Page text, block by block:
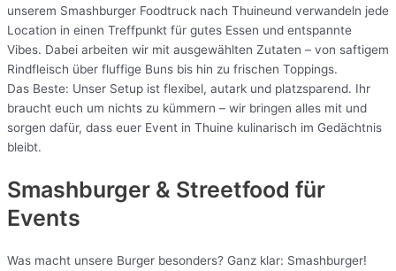
unserem Smashburger Foodtruck nach Thuineund verwandeln jede
Location in einen Treffpunkt für gutes Essen und entspannte
Vibes. Dabei arbeiten wir mit ausgewählten Zutaten – von saftigem
Rindfleisch über fluffige Buns bis hin zu frischen Toppings.
Das Beste: Unser Setup ist flexibel, autark und platzsparend. Ihr
braucht euch um nichts zu kümmern – wir bringen alles mit und
sorgen dafür, dass euer Event in Thuine kulinarisch im Gedächtnis
bleibt.
Smashburger & Streetfood für
Events
Was macht unsere Burger besonders? Ganz klar: Smashburger!